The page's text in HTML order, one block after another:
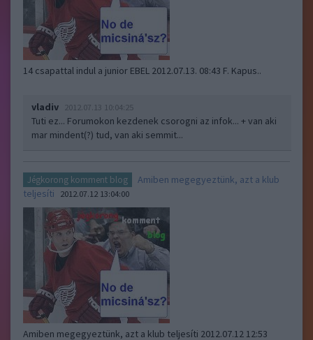
14 csapattal indul a junior EBEL 2012.07.13. 08:43 F. Kapus..
vladiv 2012.07.13 10:04:25
Tuti ez... Forumokon kezdenek csorogni az infok... + van aki
mar mindent(?) tud, van aki semmit...
Jégkorong komment blog
Amiben megegyeztünk, azt a klub
teljesíti
2012.07.12 13:04:00
Amiben megegyeztünk, azt a klub teljesíti 2012.07.12 12:53